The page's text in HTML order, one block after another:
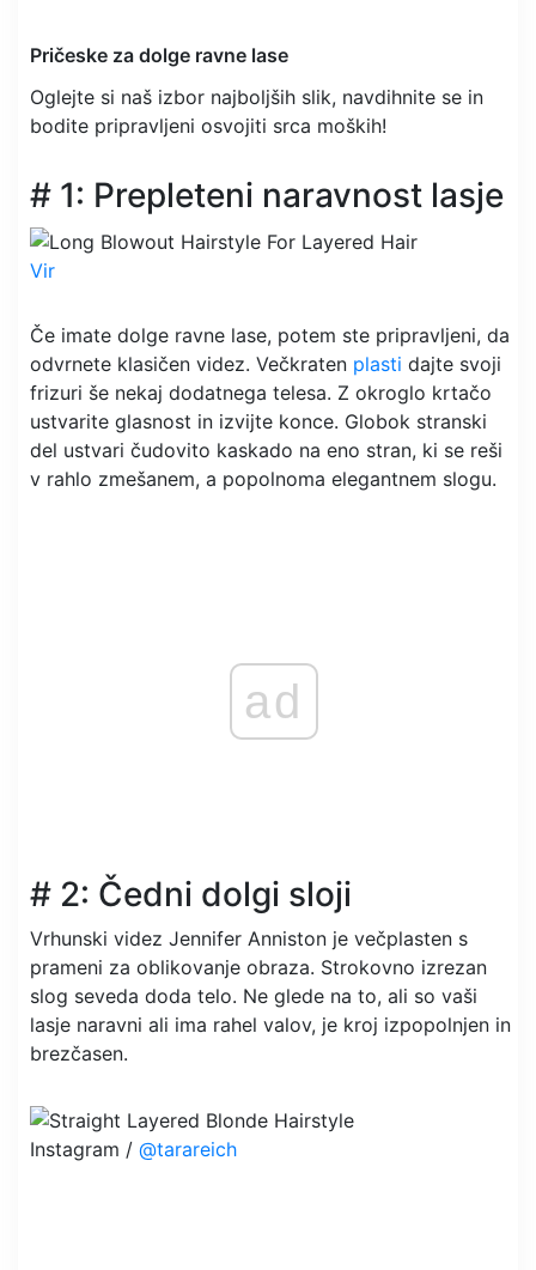
Pričeske za dolge ravne lase
Oglejte si naš izbor najboljših slik, navdihnite se in
bodite pripravljeni osvojiti srca moških!
# 1: Prepleteni naravnost lasje
Vir
Če imate dolge ravne lase, potem ste pripravljeni, da
odvrnete klasičen videz. Večkraten plasti dajte svoji
frizuri še nekaj dodatnega telesa. Z okroglo krtačo
ustvarite glasnost in izvijte konce. Globok stranski
del ustvari čudovito kaskado na eno stran, ki se reši
v rahlo zmešanem, a popolnoma elegantnem slogu.
ad
# 2: Čedni dolgi sloji
Vrhunski videz Jennifer Anniston je večplasten s
prameni za oblikovanje obraza. Strokovno izrezan
slog seveda doda telo. Ne glede na to, ali so vaši
lasje naravni ali ima rahel valov, je kroj izpopolnjen in
brezčasen.
Instagram / @tarareich